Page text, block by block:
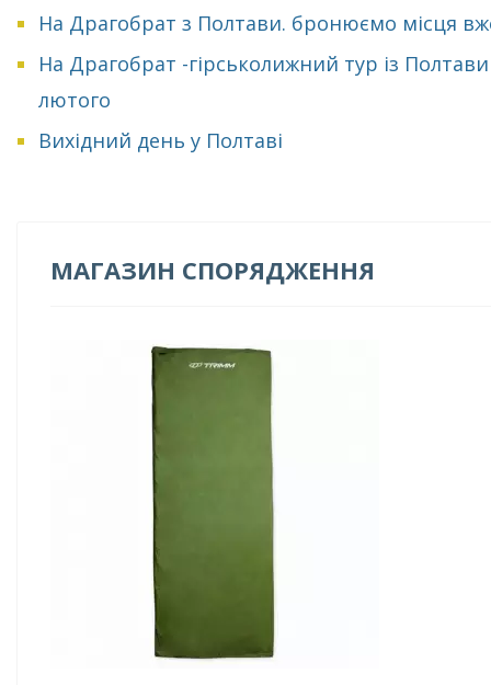
На Драгобрат з Полтави. бронюємо місця
На Драгобрат -гірськолижний тур із
лютого
Вихідний день у Полтаві
МАГАЗИН СПОРЯДЖЕННЯ